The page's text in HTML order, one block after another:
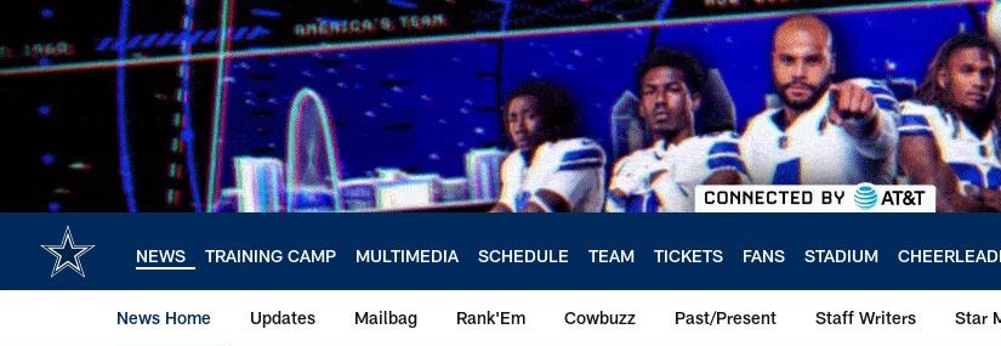
main
content
NEWS TRAINING CAMP MULTIMEDIA SCHEDULE TEAM TICKETS FANS STADIUM
News Home Updates Mailbag Rank'Em Cowbuzz Past/Present Staff Writers Star